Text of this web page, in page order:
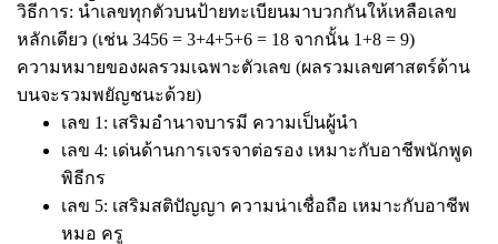
วิธีการ: นำเลขทุกตัวบนป้ายทะเบียนมาบวกกันให้เหลือเลข
หลักเดียว (เช่น 3456 = 3+4+5+6 = 18 จากนั้น 1+8 = 9)
ความหมายของผลรวมเฉพาะตัวเลข (ผลรวมเลขศาสตร์ด้าน
บนจะรวมพยัญชนะด้วย)
เลข 1: เสริมอำนาจบารมี ความเป็นผู้นำ
เลข 4: เด่นด้านการเจรจาต่อรอง เหมาะกับอาชีพนักพูด
พิธีกร
เลข 5: เสริมสติปัญญา ความน่าเชื่อถือ เหมาะกับอาชีพ
หมอ ครู